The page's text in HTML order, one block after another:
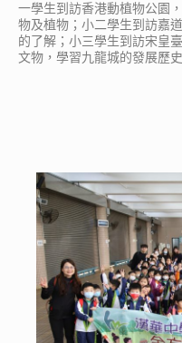
一學生到訪香港動植物公園
物及植物；小二學生到訪嘉
的了解；小三學生到訪宋皇
文物，學習九龍城的發展歷史